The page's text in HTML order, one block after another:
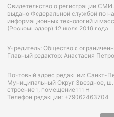
Свидетельство о регистрации
выдано Федеральной службой по
информационных технологий и
(Роскомнадзор) 12 июля 2019 года
Учредитель: Общество с
Главный редактор: Анастасия
Почтовый адрес редакции: Санкт-
Муниципальный Округ Звездное,
строение 1, помещение 111Н
Телефон редакции: +79062463704